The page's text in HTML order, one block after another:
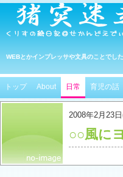
WEBとかインプレッサや文具のことでした
トップ About 日常 育児の話
2008年2月23
○○風に